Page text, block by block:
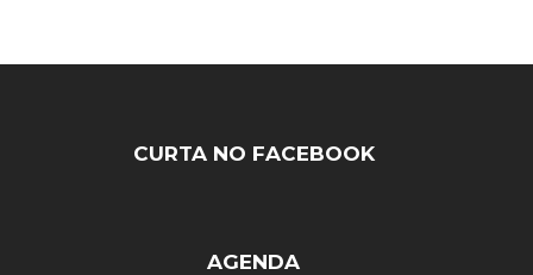
CURTA NO FACEBOOK
AGENDA